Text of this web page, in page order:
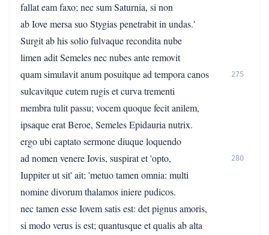
fallat eam faxo; nec sum Saturnia, si non
ab Iove mersa suo Stygias penetrabit in undas.'
Surgit ab his solio fulvaque recondita nube
limen adit Semeles nec nubes ante removit
quam simulavit anum posuitque ad tempora canos
275
sulcavitque cutem rugis et curva trementi
membra tulit passu; vocem quoque fecit anilem,
ipsaque erat Beroe, Semeles Epidauria nutrix.
ergo ubi captato sermone diuque loquendo
ad nomen venere Iovis, suspirat et 'opto,
280
Iuppiter ut sit' ait; 'metuo tamen omnia: multi
nomine divorum thalamos iniere pudicos.
nec tamen esse Iovem satis est: det pignus amoris,
si modo verus is est; quantusque et qualis ab alta